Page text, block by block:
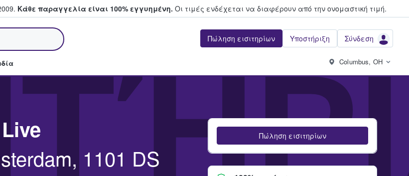
Κάθε παραγγελία είναι 100% εγγυημένη. Οι τιμές ενδέχεται να διαφέρουν από την oνομαστική τιμή.
πουλούν εισιτήρια Πώληση εισιτηρίων Υποστήριξη Σύνδεση
Columbus, OH
1101 DS
Πώληση εισιτηρίων